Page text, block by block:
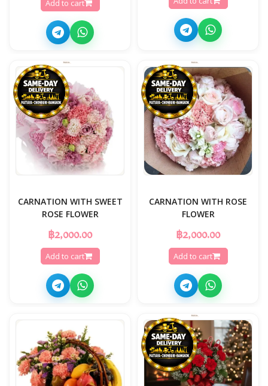
Add to cart
CARNATION WITH ROSE
FLOWER
฿2,000.00
Add to cart
CARNATION WITH SWEET
ROSE FLOWER
฿2,000.00
Add to cart